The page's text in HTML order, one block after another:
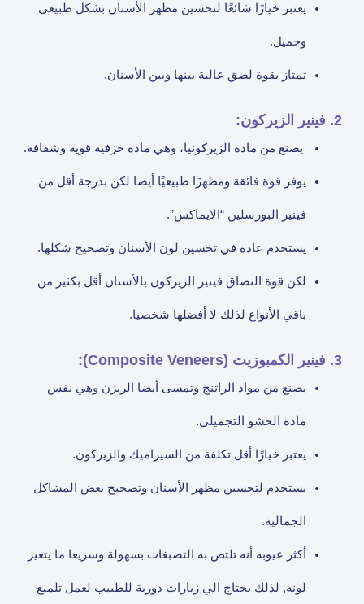
يعتبر خيارًا شائعًا لتحسين مظهر الأسنان بشكل طبيعي
وجميل.
تمتاز بقوة لصق عالية بينها وبين الأسنان.
2. فينير الزيركون:
يصنع من مادة الزيركونيا، وهي مادة خزفية قوية وشفافة.
يوفر قوة فائقة ومظهرًا طبيعيًا أيضا لكن بدرجة أقل من
فينير البورسلين “الايماكس”.
يستخدم عادة في تحسين لون الأسنان وتصحيح شكلها.
لكن قوة التصاق فينير الزيركون بالأسنان أقل بكثير من
باقي الأنواع لذلك لا أفضلها شخصيا.
3. فينير الكمبوزيت (Composite Veneers):
يصنع من مواد الراتنج وتمسى أيضا الريزن وهي نفس
مادة الحشو التجميلي.
يعتبر خيارًا أقل تكلفة من السيراميك والزيركون.
يستخدم لتحسين مظهر الأسنان وتصحيح بعض المشاكل
الجمالية.
أكثر عيوبه أنه تلتص به التصبغات بسهولة وسريعا ما يتغير
لونه, لذلك يحتاج الي زيارات دورية للطبيب لعمل تلميع